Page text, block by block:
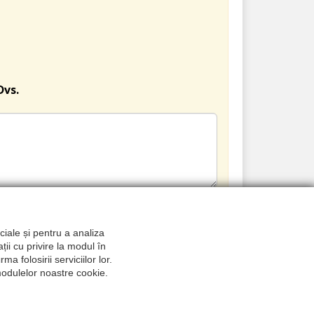
și pentru a analiza
cu privire la modul în
folosirii serviciilor lor.
noastre cookie.